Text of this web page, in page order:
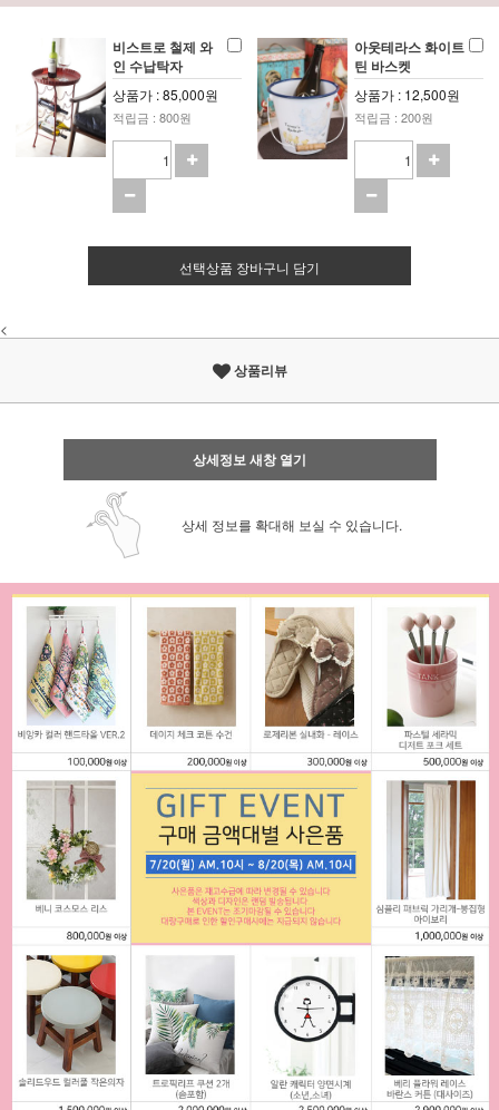
비스트로 철제 와
인 수납탁자
상품가 : 85,000원
적립금 : 800원
아웃테라스 화이트
틴 바스켓
상품가 : 12,500원
적립금 : 200원
선택상품 장바구니 담기
<
상품리뷰
상세정보 새창 열기
상세 정보를 확대해 보실 수 있습니다.